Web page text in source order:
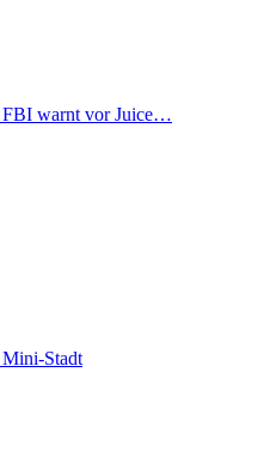
FBI warnt vor Juice…
Stadt